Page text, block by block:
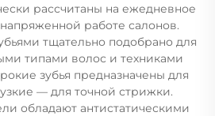
рассчитаны на ежедневное
работе салонов.
тщательно подобрано для
типами волос и техниками
зубья предназначены для
— для точной стрижки.
обладают антистатическими